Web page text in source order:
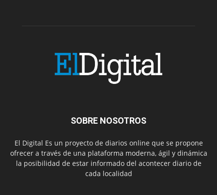
SOBRE NOSOTROS
El Digital Es un proyecto de diarios online que se propone
ofrecer a través de una plataforma moderna, ágil y dinámica
la posibilidad de estar informado del acontecer diario de
cada localidad